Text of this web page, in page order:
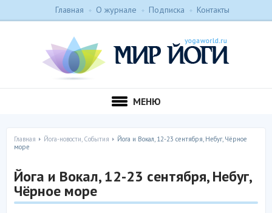
Главная О журнале Подписка Контакты
МЕНЮ
Главная Йога-новости, События
Йога и Вокал, 12-23 сентября, Небуг, Чёрное
море
Йога и Вокал, 12-23 сентября, Небуг,
Чёрное море